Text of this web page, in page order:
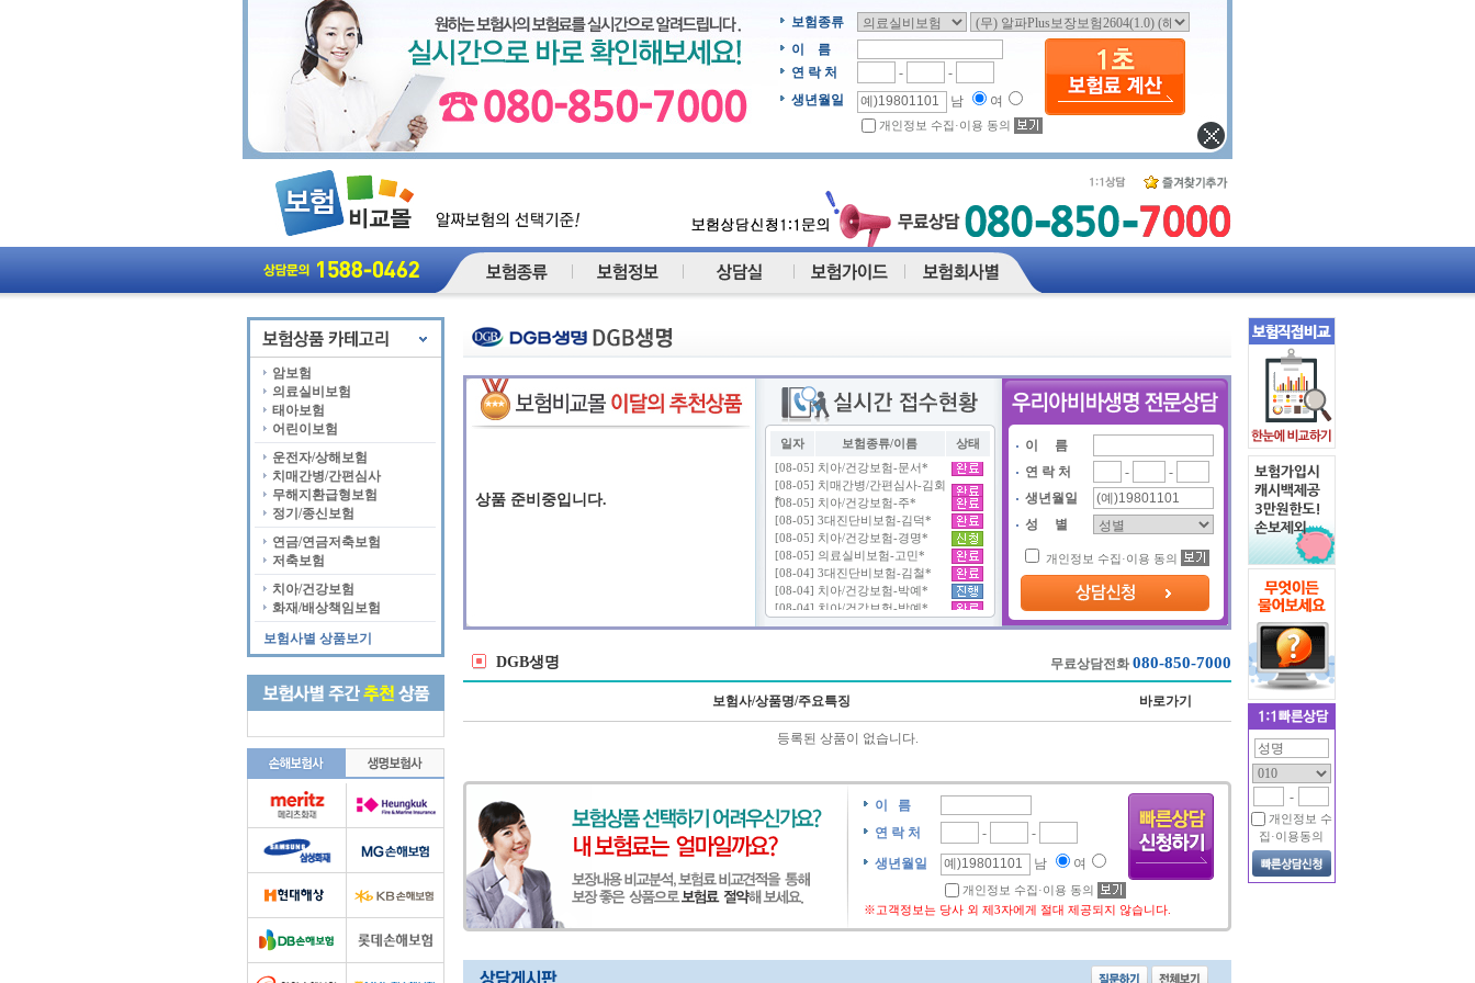
보험종류
이 름
연 락 처
-
-
생년월일
남 여
개인정보 수집·이용 동의
-
개인정보 수
집·이용동의
암보험
의료실비보험
태아보험
어린이보험
운전자/상해보험
치매간병/간편심사
무해지환급형보험
정기/종신보험
연금/연금저축보험
저축보험
치아/건강보험
화재/배상책임보험
보험사별 상품보기
상품 준비중입니다.
일자 보험종류/이름 상태
이 름
연 락 처
-
-
생년월일
성 별
개인정보 수집·이용 동의
DGB생명 무료상담전화 080-850-7000
보험사/상품명/주요특징 바로가기
등록된 상품이 없습니다.